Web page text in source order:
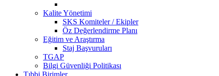
Kalite Yönetimi
SKS Komiteler / Ekipler
Öz Değerlendirme Planı
Eğitim ve Araştırma
Staj Başvuruları
TGAP
Bilgi Güvenliği Politikası
Tıbbi Birimler